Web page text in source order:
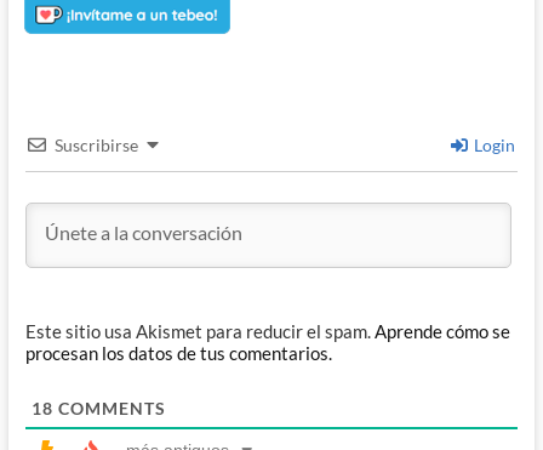
Suscribirse Login
Este sitio usa Akismet para reducir el spam.Aprende cómo se
procesan los datos de tus comentarios.
18 COMMENTS